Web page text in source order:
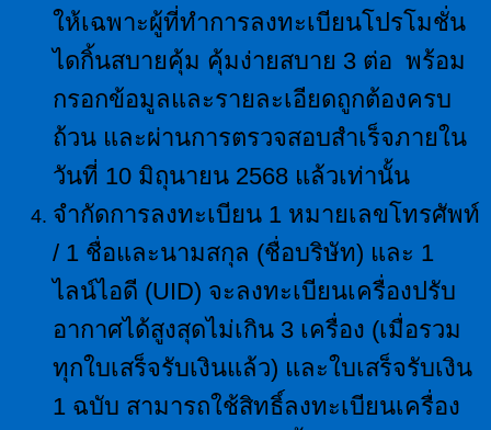
ให้เฉพาะผู้ที่ทำการลงทะเบียนโปรโมชั่น
ไดกิ้นสบายคุ้ม คุ้มง่ายสบาย 3 ต่อ พร้อม
กรอกข้อมูลและรายละเอียดถูกต้องครบ
ถ้วน และผ่านการตรวจสอบสำเร็จภายใน
วันที่ 10 มิถุนายน 2568 แล้วเท่านั้น
จำกัดการลงทะเบียน 1 หมายเลขโทรศัพท์
/ 1 ชื่อและนามสกุล (ชื่อบริษัท) และ 1
ไลน์ไอดี (UID) จะลงทะเบียนเครื่องปรับ
อากาศได้สูงสุดไม่เกิน 3 เครื่อง (เมื่อรวม
ทุกใบเสร็จรับเงินแล้ว) และใบเสร็จรับเงิน
1 ฉบับ สามารถใช้สิทธิ์ลงทะเบียนเครื่อง